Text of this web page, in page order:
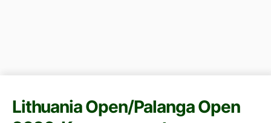
Lithuania Open/Palanga Open